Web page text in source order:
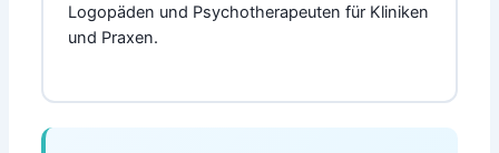
Logopäden und Psychotherapeuten für Kliniken
und Praxen.